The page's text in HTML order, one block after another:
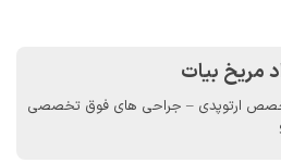
مریخ بیات
ارتوپدی – جراحی های فوق تخصصی